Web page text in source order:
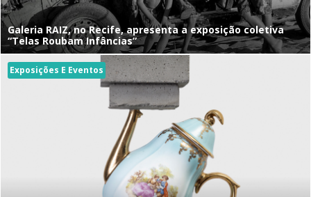
Galeria RAIZ, no Recife, apresenta a exposição coletiva
“Telas Roubam Infâncias”
Exposições E Eventos